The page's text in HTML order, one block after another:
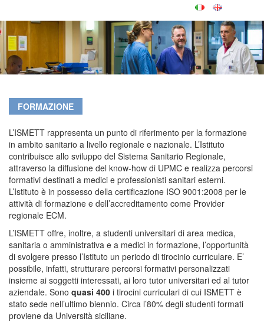
FORMAZIONE
L’ISMETT rappresenta un punto di riferimento per la formazione
in ambito sanitario a livello regionale e nazionale. L’Istituto
contribuisce allo sviluppo del Sistema Sanitario Regionale,
attraverso la diffusione del know-how di UPMC e realizza percorsi
formativi destinati a medici e professionisti sanitari esterni.
L’Istituto è in possesso della certificazione ISO 9001:2008 per le
attività di formazione e dell’accreditamento come Provider
regionale ECM.
L’ISMETT offre, inoltre, a studenti universitari di area medica,
sanitaria o amministrativa e a medici in formazione, l’opportunità
di svolgere presso l’Istituto un periodo di tirocinio curriculare. E’
possibile, infatti, strutturare percorsi formativi personalizzati
insieme ai soggetti interessati, ai loro tutor universitari ed al tutor
aziendale. Sono quasi 400 i tirocini curriculari di cui ISMETT è
stato sede nell’ultimo biennio. Circa l’80% degli studenti formati
proviene da Università siciliane.